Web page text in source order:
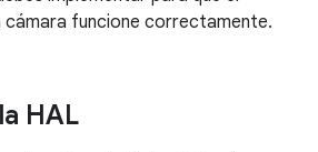
cámara funcione correctamente.
HAL